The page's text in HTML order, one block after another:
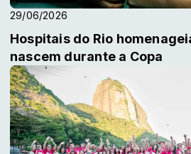
29/06/2026
Hospitais do Rio
nascem durante a Copa